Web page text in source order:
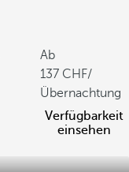
Ab
137
/
Übernachtung
Verfügbarkeit
einsehen